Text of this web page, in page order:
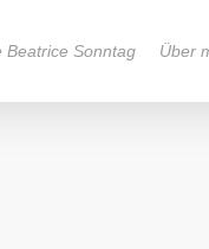
Beatrice Sonntag Über